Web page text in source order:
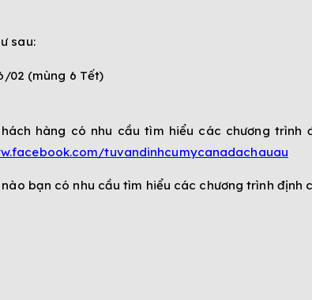
sau:
02 (mùng 6 Tết)
hàng có nhu cầu tìm hiểu các chương trình
tuvandinhcumycanadachauau
bạn có nhu cầu tìm hiểu các chương trình